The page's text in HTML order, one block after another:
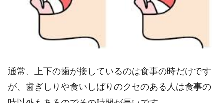
通常、上下の歯が接しているのは食事の時だけです
が、歯ぎしりや食いしばりのクセのある人は食事の